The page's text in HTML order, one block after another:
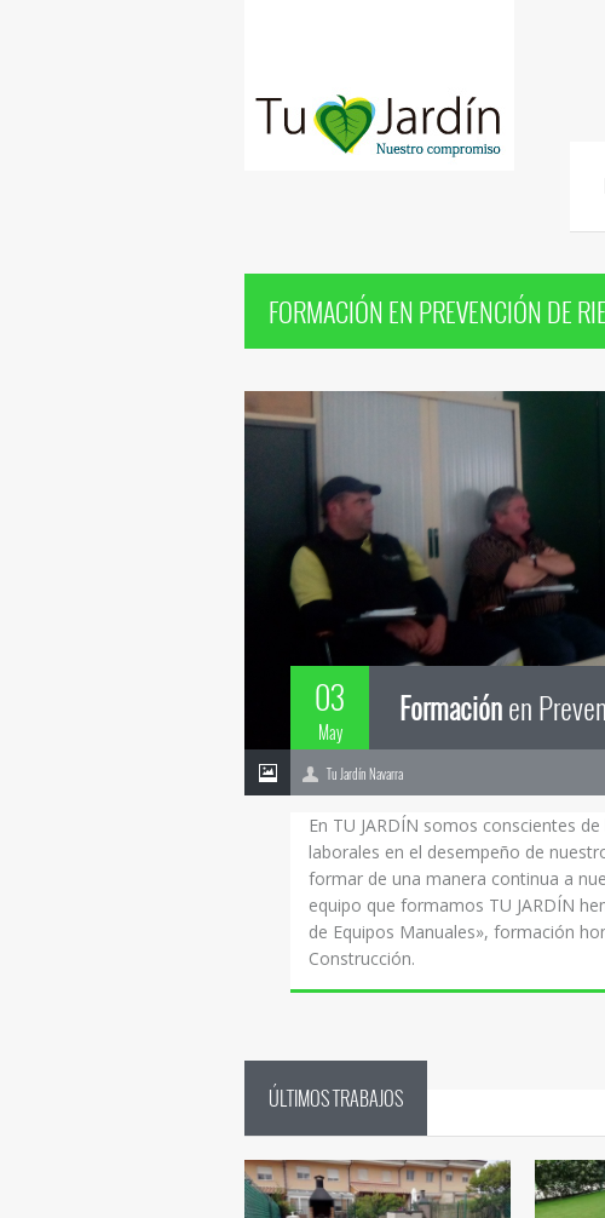
FORMACIÓN EN PREVENCIÓN DE
03
May
Formaciónen
Tu Jardín Navarra
En TU JARDÍN somos conscientes
laborales en el desempeño de
formar de una manera continua a
equipo que formamos TU JARDÍN
de Equipos Manuales», formación
Construcción.
ÚLTIMOS TRABAJOS